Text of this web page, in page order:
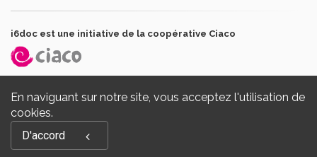
En naviguant sur notre site, vous acceptez l'utilisation de
cookies.
D'accord
i6doc est une initiative de la coopérative Ciaco